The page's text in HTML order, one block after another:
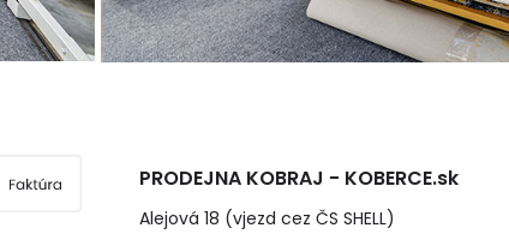
PRODEJNA KOBRAJ - KOBERCE.sk
Alejová 18 (vjezd cez ČS SHELL)